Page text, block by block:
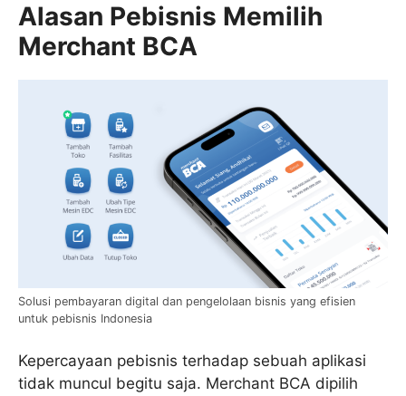
Alasan Pebisnis Memilih
Merchant BCA
Solusi pembayaran digital dan pengelolaan bisnis yang efisien
untuk pebisnis Indonesia
Kepercayaan pebisnis terhadap sebuah aplikasi
tidak muncul begitu saja. Merchant BCA dipilih